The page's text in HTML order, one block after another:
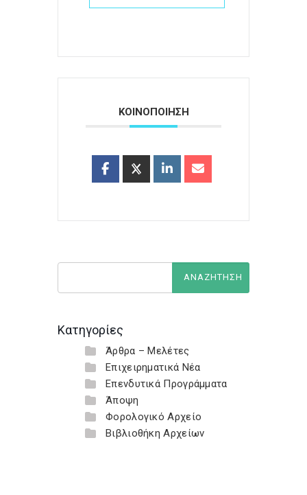
ΚΟΙΝΟΠΟΙΗΣΗ
Κατηγορίες
Άρθρα – Μελέτες
Επιχειρηματικά Νέα
Επενδυτικά Προγράμματα
Άποψη
Φορολογικό Αρχείο
Βιβλιοθήκη Αρχείων